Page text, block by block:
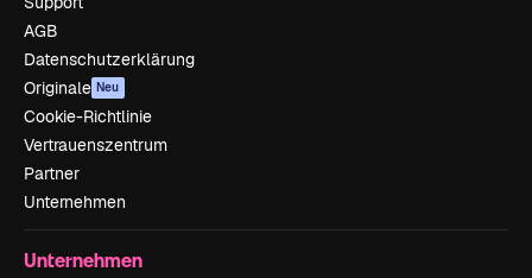
AGB
Datenschutzerklärung
Originale Neu
Cookie-Richtlinie
Vertrauenszentrum
Partner
Unternehmen
Unternehmen